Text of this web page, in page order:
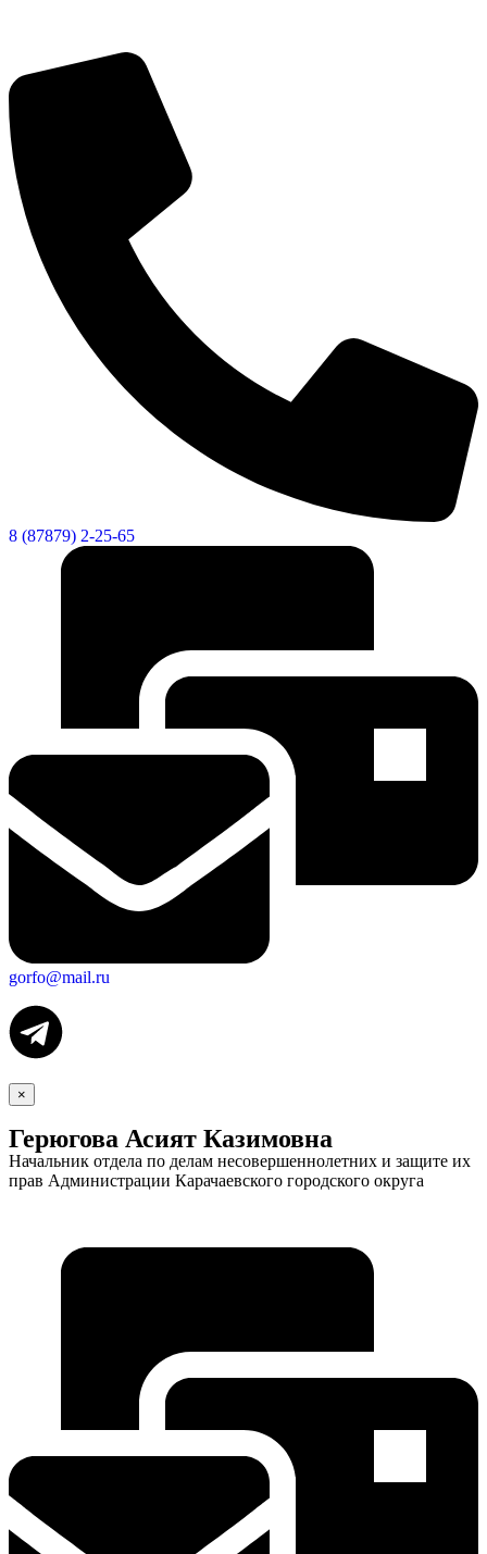
8 (87879) 2-25-65
gorfo@mail.ru
×
Герюгова Асият Казимовна
Начальник отдела по делам несовершеннолетних и защите их
прав Администрации Карачаевского городского округа